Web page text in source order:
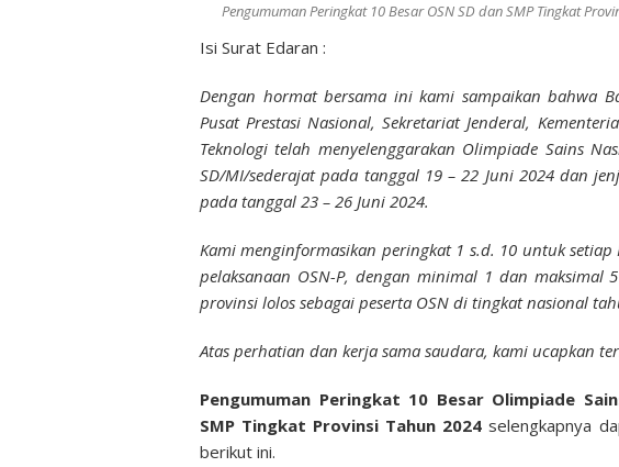
Pengumuman Peringkat 10 Besar OSN SD dan SMP Tingkat
Isi Surat Edaran :
Dengan hormat bersama ini kami sampaikan bahwa
Pusat Prestasi Nasional, Sekretariat Jenderal,
Teknologi telah menyelenggarakan Olimpiade Sains
SD/MI/sederajat pada tanggal 19 – 22 Juni 2024 dan
pada tanggal 23 – 26 Juni 2024.
Kami menginformasikan peringkat 1 s.d. 10 untuk
pelaksanaan OSN-P, dengan minimal 1 dan
provinsi lolos sebagai peserta OSN di tingkat nasional
Atas perhatian dan kerja sama saudara, kami ucapkan
Pengumuman Peringkat 10 Besar Olimpiade
SMP Tingkat Provinsi Tahun 2024 selengkapnya
berikut ini.